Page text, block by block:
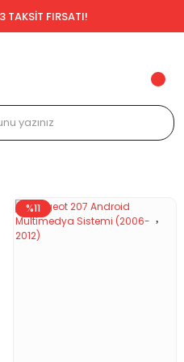
TAKSİT FIRSATI!
%11